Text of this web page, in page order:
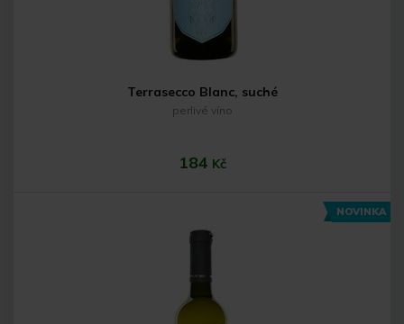
Terrasecco Blanc, suché
perlivé víno
184 Kč
NOVINKA